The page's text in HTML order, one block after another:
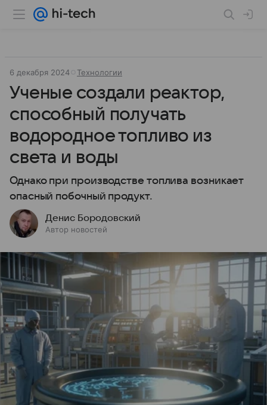
6 декабря 2024 Технологии
Ученые создали реактор,
способный получать
водородное топливо из
света и воды
Однако при производстве топлива возникает
опасный побочный продукт.
Денис Бородовский
Автор новостей